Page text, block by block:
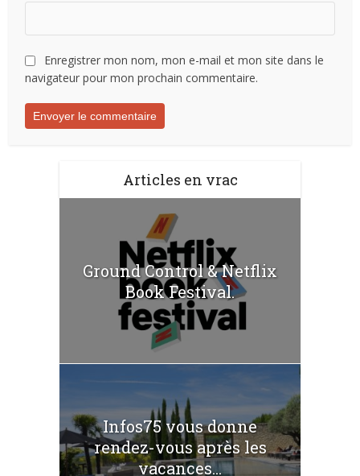
Enregistrer mon nom, mon e-mail et mon site dans le
navigateur pour mon prochain commentaire.
Articles en vrac
Ground Control & Netflix
Book Festival.
Infos75 vous donne
rendez-vous après les
vacances...